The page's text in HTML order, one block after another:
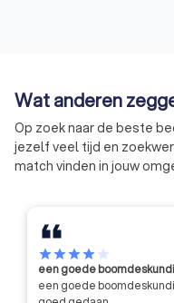
Wat anderen
Op zoek naar de beste
jezelf veel tijd en
match vinden in jouw
starstarstarstarstar
een goede
een goede